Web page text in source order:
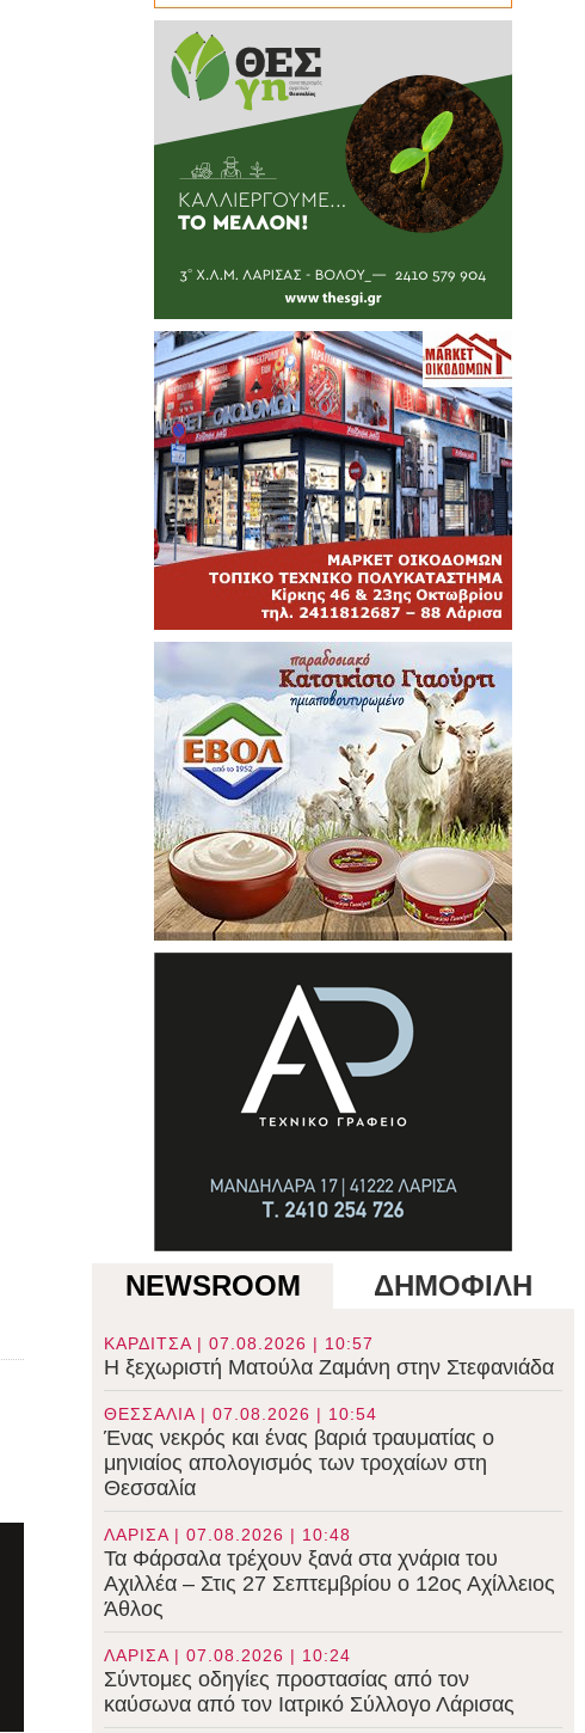
NEWSROOM ΔΗΜΟΦΙΛΗ
ΚΑΡΔΙΤΣΑ | 07.08.2026 | 10:57
Η ξεχωριστή Ματούλα Ζαμάνη στην Στεφανιάδα
ΘΕΣΣΑΛΙΑ | 07.08.2026 | 10:54
Ένας νεκρός και ένας βαριά τραυματίας ο
μηνιαίος απολογισμός των τροχαίων στη
Θεσσαλία
ΛΑΡΙΣΑ | 07.08.2026 | 10:48
Τα Φάρσαλα τρέχουν ξανά στα χνάρια του
Αχιλλέα – Στις 27 Σεπτεμβρίου ο 12ος Αχίλλειος
Άθλος
ΛΑΡΙΣΑ | 07.08.2026 | 10:24
Σύντομες οδηγίες προστασίας από τον
καύσωνα από τον Ιατρικό Σύλλογο Λάρισας